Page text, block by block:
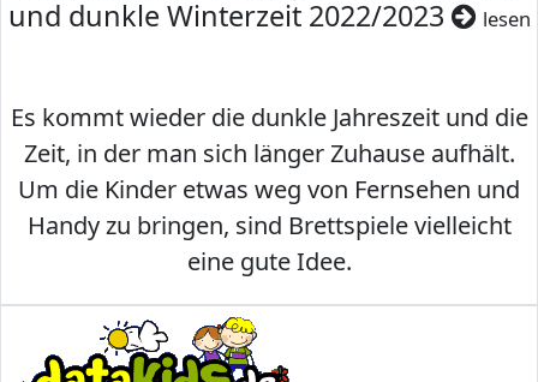
und dunkle Winterzeit 2022/2023
lesen
Es kommt wieder die dunkle Jahreszeit und die
Zeit, in der man sich länger Zuhause aufhält.
Um die Kinder etwas weg von Fernsehen und
Handy zu bringen, sind Brettspiele vielleicht
eine gute Idee.